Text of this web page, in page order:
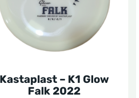
Kastaplast – K1 Glow
Falk 2022